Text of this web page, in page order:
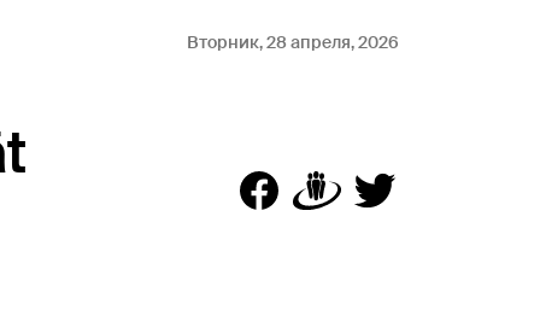
Вторник, 28 апреля, 2026